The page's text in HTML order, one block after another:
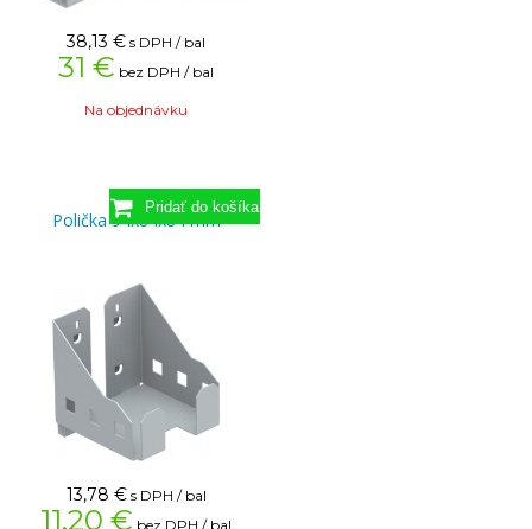
38,13 € s DPH / bal
31 € bez DPH / bal
Na objednávku
Polička 94x84x84 mm
13,78 € s DPH / bal
11,20 € bez DPH / bal